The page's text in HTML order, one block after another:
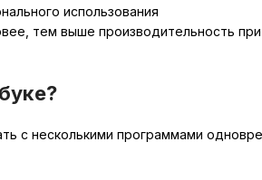
использования
тем выше производительность
с несколькими программами